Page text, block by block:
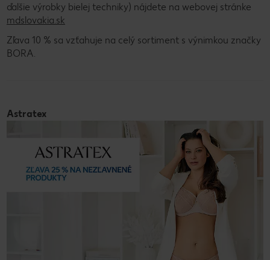
ďalšie výrobky bielej techniky) nájdete na webovej stránke
mdslovakia.sk
Zľava 10 % sa vzťahuje na celý sortiment s výnimkou značky
BORA.
Astratex